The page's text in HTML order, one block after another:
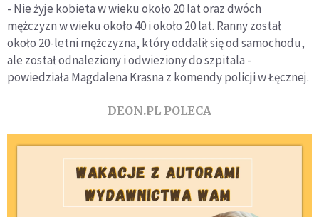
- Nie żyje kobieta w wieku około 20 lat oraz dwóch
mężczyzn w wieku około 40 i około 20 lat. Ranny został
około 20-letni mężczyzna, który oddalił się od samochodu,
ale został odnaleziony i odwieziony do szpitala -
powiedziała Magdalena Krasna z komendy policji w Łęcznej.
DEON.PL POLECA